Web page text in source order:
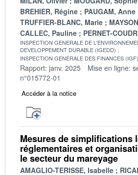
BREHIER, Régine
PAUGAM, Anne
TRUFFIER-BLANC, Marie
CALLEC, Pauline
PERNET-
INSPECTION GENERALE DE
DEVELOPPEMENT DURABLE (IGEDD)
INSPECTION GENERALE DES FINANCES (IGF)
Rapport: janv. 2025 Mise en ligne:
n°015772-01
Accéder à la notice
Mesures de simplifications
réglementaires et
le secteur du mareyage
AMAGLIO-TERISSE, Isabelle